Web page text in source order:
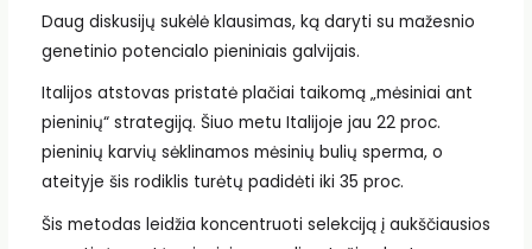
Daug diskusijų sukėlė klausimas, ką daryti su mažesnio
genetinio potencialo pieniniais galvijais.
Italijos atstovas pristatė plačiai taikomą „mėsiniai ant
pieninių“ strategiją. Šiuo metu Italijoje jau 22 proc.
pieninių karvių sėklinamos mėsinių bulių sperma, o
ateityje šis rodiklis turėtų padidėti iki 35 proc.
Šis metodas leidžia koncentruoti selekciją į aukščiausios